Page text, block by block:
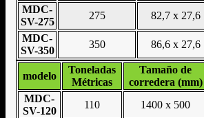
MDC-
SV-275
275 82,7 x 27,6
MDC-
SV-350
350 86,6 x 27,6
modelo
Toneladas
Métricas
Tamaño de
corredera (mm)
MDC-
SV-120
110 1400 x 500